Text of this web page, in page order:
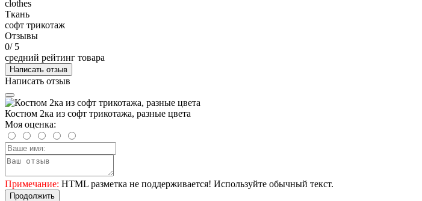
clothes
Ткань
софт трикотаж
Отзывы
0/ 5
средний рейтинг товара
Написать отзыв
Написать отзыв
Костюм 2ка из софт трикотажа, разные цвета
Моя оценка:
Примечание: HTML разметка не поддерживается! Используйте обычный текст.
Продолжить